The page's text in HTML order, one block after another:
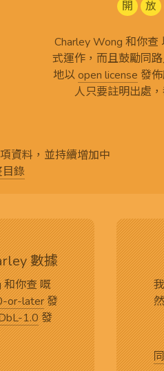
開
放
Charley Wong 和你查
式運作，而且鼓勵同
地以open license 發
人只要註明出處
資料，並持續增加中
錄
數據
和你查 嘅
or-later發
1.0發